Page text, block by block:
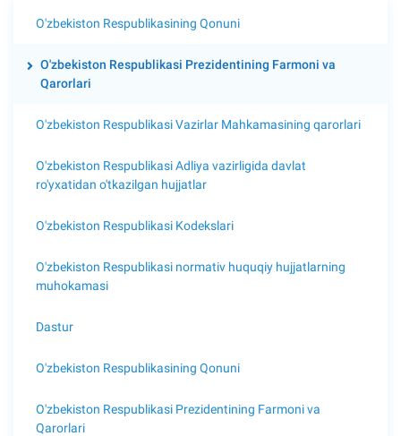
O'zbekiston Respublikasining Qonuni
O'zbekiston Respublikasi Prezidentining Farmoni va
Qarorlari
O'zbekiston Respublikasi Vazirlar Mahkamasining qarorlari
O'zbekiston Respublikasi Adliya vazirligida davlat
ro'yxatidan o'tkazilgan hujjatlar
O'zbekiston Respublikasi Kodekslari
O'zbekiston Respublikasi normativ huquqiy hujjatlarning
muhokamasi
Dastur
O'zbekiston Respublikasining Qonuni
O'zbekiston Respublikasi Prezidentining Farmoni va
Qarorlari